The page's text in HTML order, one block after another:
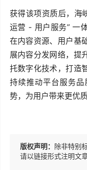
获得该项资质后，海
运营 - 用户服务” 一
在内容资源、用户基
展内容分发网络，提
托数字化技术，打造
持续推动平台服务
势，为用户带来更优
版权声明： 除非特别
请以链接形式注明文